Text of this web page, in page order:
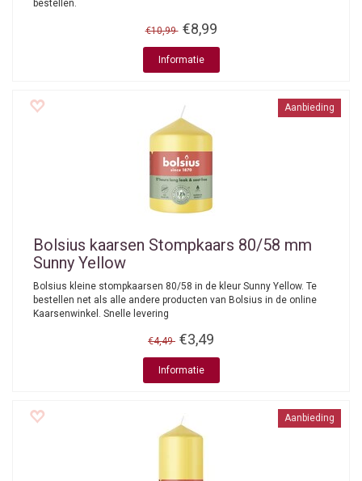
bestellen.
€10,99 €8,99
Informatie
Aanbieding
Bolsius kaarsen Stompkaars 80/58 mm
Sunny Yellow
Bolsius kleine stompkaarsen 80/58 in de kleur Sunny Yellow. Te
bestellen net als alle andere producten van Bolsius in de online
Kaarsenwinkel. Snelle levering
€4,49 €3,49
Informatie
Aanbieding